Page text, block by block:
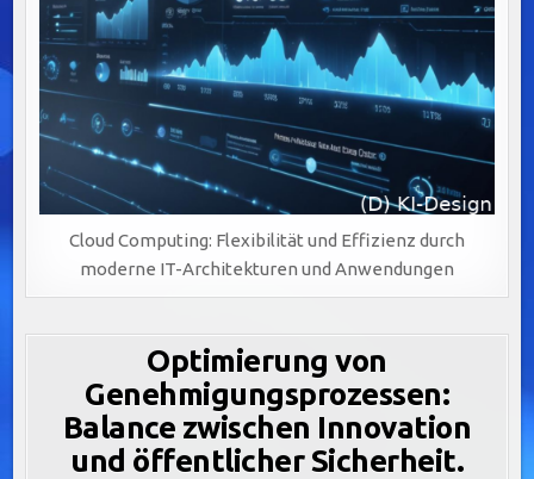
Cloud Computing: Flexibilität und Effizienz durch
moderne IT-Architekturen und Anwendungen
Optimierung von
Genehmigungsprozessen:
Balance zwischen Innovation
und öffentlicher Sicherheit.